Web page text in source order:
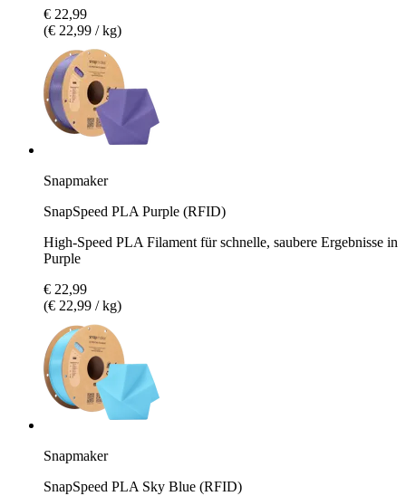
€ 22,99
(€ 22,99 / kg)
Snapmaker
SnapSpeed PLA Purple (RFID)
High-Speed PLA Filament für schnelle, saubere Ergebnisse in
Purple
€ 22,99
(€ 22,99 / kg)
Snapmaker
SnapSpeed PLA Sky Blue (RFID)